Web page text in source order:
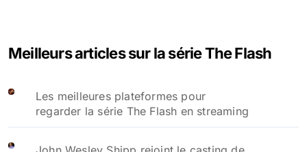
Meilleurs articles sur la série The Flash
Les meilleures plateformes pour
regarder la série The Flash en streaming